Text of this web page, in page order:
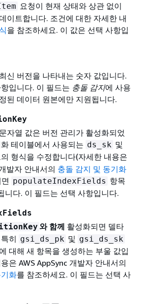
요청이 현재 상태와 상관 없이
이트합니다. 조건에 대한 자세한 내
을 참조하세요. 이 값은 선택 사항입
신 버전을 나타내는 숫자 값입니다.
입니다. 이 필드는 충돌 감지에 사용
된 데이터 원본에만 지원됩니다.
자열 값은 버전 관리가 활성화되었
테이블에서 사용되는 ds_sk 및
형식을 수정합니다(자세한 내용은
발자 안내서의 충돌 감지 및 동기화
populateIndexFields 항목
니다. 이 필드는 선택 사항입니다.
와 함께 활성화되면 델타
히 gsi_ds_pk 및 gsi_ds_sk
대해 새 항목을 생성하는 부울 값입
은 AWS AppSync 개발자 안내서의
화를 참조하세요. 이 필드는 선택 사